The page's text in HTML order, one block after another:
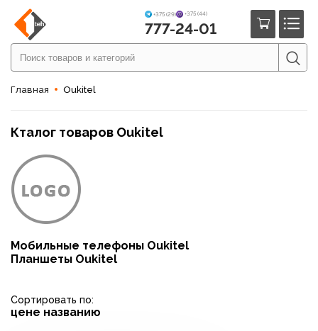
+375 (29) +375 (44)
777-24-01
Главная Oukitel
Кталог товаров Oukitel
Мобильные телефоны Oukitel
Планшеты Oukitel
Сортировать по:
цене названию